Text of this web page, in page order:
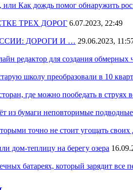
или Как дождь помог обнаружить
ТРЕХ ДОРОГ 6.07.2023, 22:49
ДОРОГИ И … 29.06.2023,
редактор для создания обмерных
школу преобразовали в 10
где можно пообедать в струях
из бумаги неповторимые
точно не стоит угощать
дом-теплицу на берегу озера
батареях, который зарядит все